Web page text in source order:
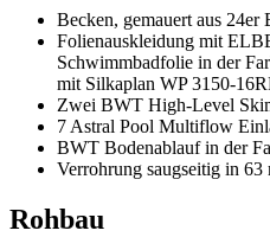
Becken, gemauert aus 24er
Folienauskleidung mit
Schwimmbadfolie in der
mit Silkaplan WP 3150-
Zwei BWT High-Level
7 Astral Pool Multiflow
BWT Bodenablauf in der
Verrohrung saugseitig in
Rohbau